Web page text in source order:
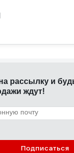
рассылку и
ждут!
Подписаться